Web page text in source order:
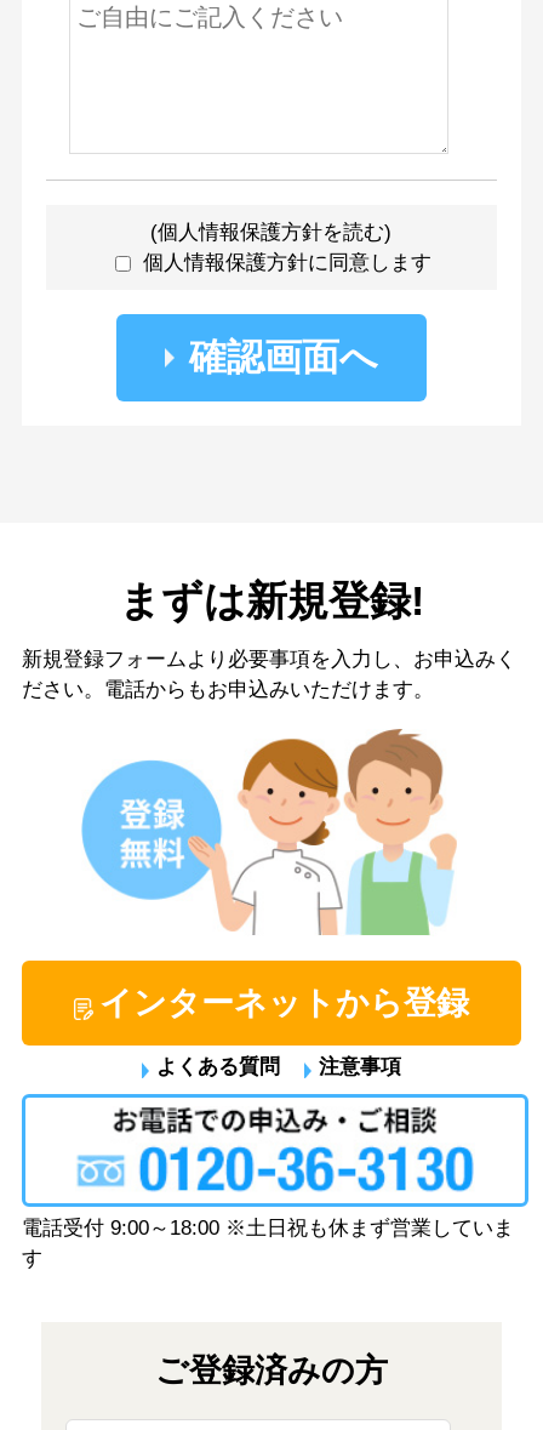
(個人情報保護方針を読む)
個人情報保護方針に同意します
まずは新規登録!
新規登録フォームより必要事項を入力し、お申込みく
ださい。電話からもお申込みいただけます。
インターネットから登録
よくある質問 注意事項
電話受付 9:00～18:00 ※土日祝も休まず営業していま
す
ご登録済みの方